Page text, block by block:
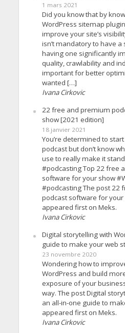
1 mars 2021
Did you know that by
WordPress sitemap
improve your site’s
isn’t mandatory to have a
having one significantly
quality, crawlability and
important for better
wanted […]
Ivana Cirkovic
22 free and premium
show [2021 edition]
18 janvier 2021
You’re determined to
podcast but don’t know
use to really make it stand
#podcasting Top 22 free
software for your show
#podcasting The post 22
podcast software for
appeared first on Meks.
Ivana Cirkovic
Digital storytelling with
guide to make your web
23 novembre 2020
Wondering how to
WordPress and build
exposure of your
way. The post Digital
an all-in-one guide to
appeared first on Meks.
Ivana Cirkovic